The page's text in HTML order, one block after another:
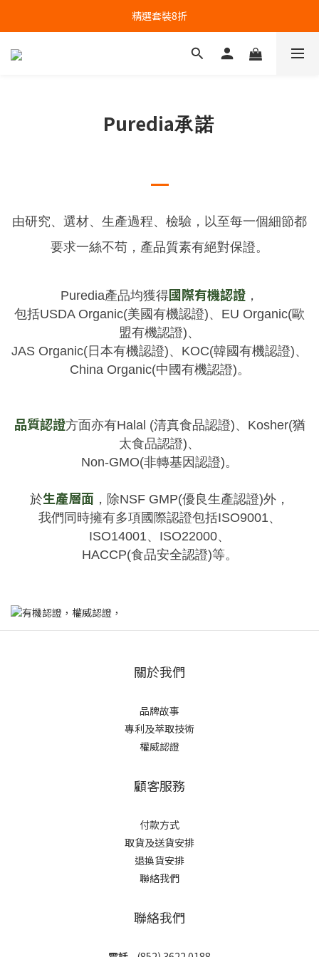
精選套裝8折
Puredia承諾
由研究、選材、生產過程、檢驗，以至每一個細節都
要求一絲不苟，產品質素有絕對保證。
Puredia產品均獲得國際有機認證 ，
包括USDA Organic(美國有機認證)、EU Organic(歐
盟有機認證)、
JAS Organic(日本有機認證)、KOC(韓國有機認證)、
China Organic(中國有機認證)。
品質認證方面亦有Halal (清真食品認證)、Kosher(猶
太食品認證)、
Non-GMO(非轉基因認證)。
於生產層面 ，除NSF GMP(優良生產認證)外，
我們同時擁有多項國際認證包括ISO9001、
ISO14001、ISO22000、
HACCP(食品安全認證)等。
關於我們
品牌故事
專利及萃取技術
權威認證
顧客服務
付款方式
取貨及送貨安排
退換貨安排
聯絡我們
聯絡我們